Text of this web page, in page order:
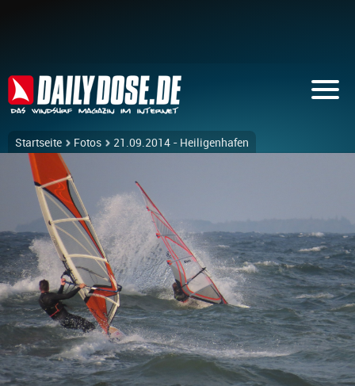
Startseite Fotos 21.09.2014 - Heiligenhafen